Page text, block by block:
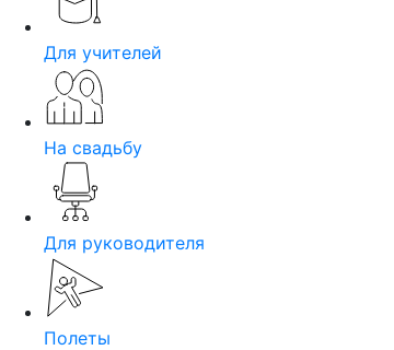
Для учителей
На свадьбу
Для руководителя
Полеты